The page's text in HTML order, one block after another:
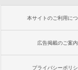
本サイトのご利用に
広告掲載のご案内
プライバシーポリ